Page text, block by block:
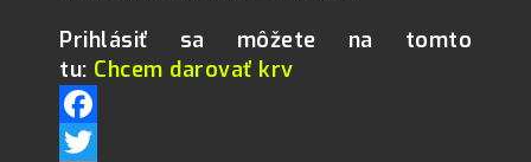
Prihlásiť sa môžete na tomto
tu: Chcem darovať krv
F